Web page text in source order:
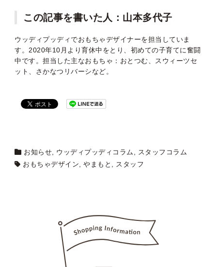
この記事を書いた人：山本多代子
ウッディプッディでおもちゃデザイナーを担当していま
す。2020年10月より育休中をとり、初めての子育てに奮闘
中です。担当した主なおもちゃ：おとつむ、スウィーツセ
ット、さかなつリバーシなど。
お知らせ, ウッディプッディコラム, スタッフコラム
おもちゃデザイン, やまもと , スタッフ